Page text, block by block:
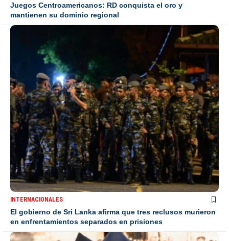
Juegos Centroamericanos: RD conquista el oro y
mantienen su dominio regional
INTERNACIONALES
El gobierno de Sri Lanka afirma que tres reclusos murieron
en enfrentamientos separados en prisiones